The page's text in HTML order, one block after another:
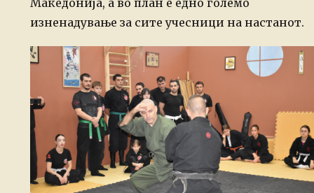
Македонија, а во план е едно големо
изненадување за сите учесници на настанот.